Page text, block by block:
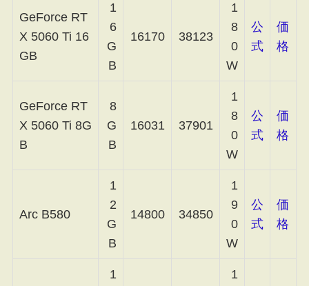
GeForce RT
X 5060 Ti 16
GB
1
6
G
B
16170 38123
1
8
0
W
公
式
価
格
GeForce RT
X 5060 Ti 8G
B
8
G
B
16031 37901
1
8
0
W
公
式
価
格
Arc B580
1
2
G
B
14800 34850
1
9
0
W
公
式
価
格
1
1